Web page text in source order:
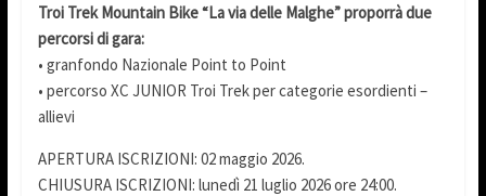
Troi Trek Mountain Bike “La via delle Malghe” proporrà due
percorsi di gara:
• granfondo Nazionale Point to Point
• percorso XC JUNIOR Troi Trek per categorie esordienti –
allievi
APERTURA ISCRIZIONI: 02 maggio 2026.
CHIUSURA ISCRIZIONI: lunedì 21 luglio 2026 ore 24:00.